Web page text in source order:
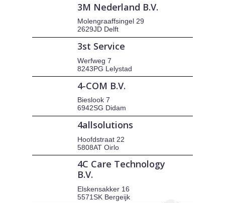
3M Nederland B.V.
Molengraaffsingel 29
2629JD Delft
3st Service
Werfweg 7
8243PG Lelystad
4-COM B.V.
Bieslook 7
6942SG Didam
4allsolutions
Hoofdstraat 22
5808AT Oirlo
4C Care Technology
B.V.
Elskensakker 16
5571SK Bergeijk